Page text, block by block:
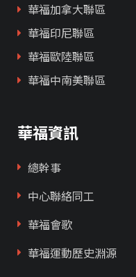
華福加拿大聯區
華福印尼聯區
華福歐陸聯區
華福中南美聯區
華福資訊
總幹事
中心聯絡同工
華福會歌
華福運動歷史淵源